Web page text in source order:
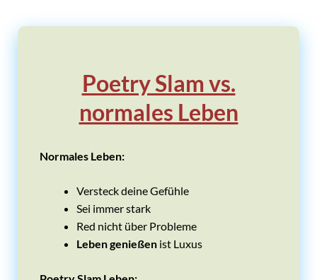
Poetry Slam vs.
normales Leben
Normales Leben:
Versteck deine Gefühle
Sei immer stark
Red nicht über Probleme
Leben genießen ist Luxus